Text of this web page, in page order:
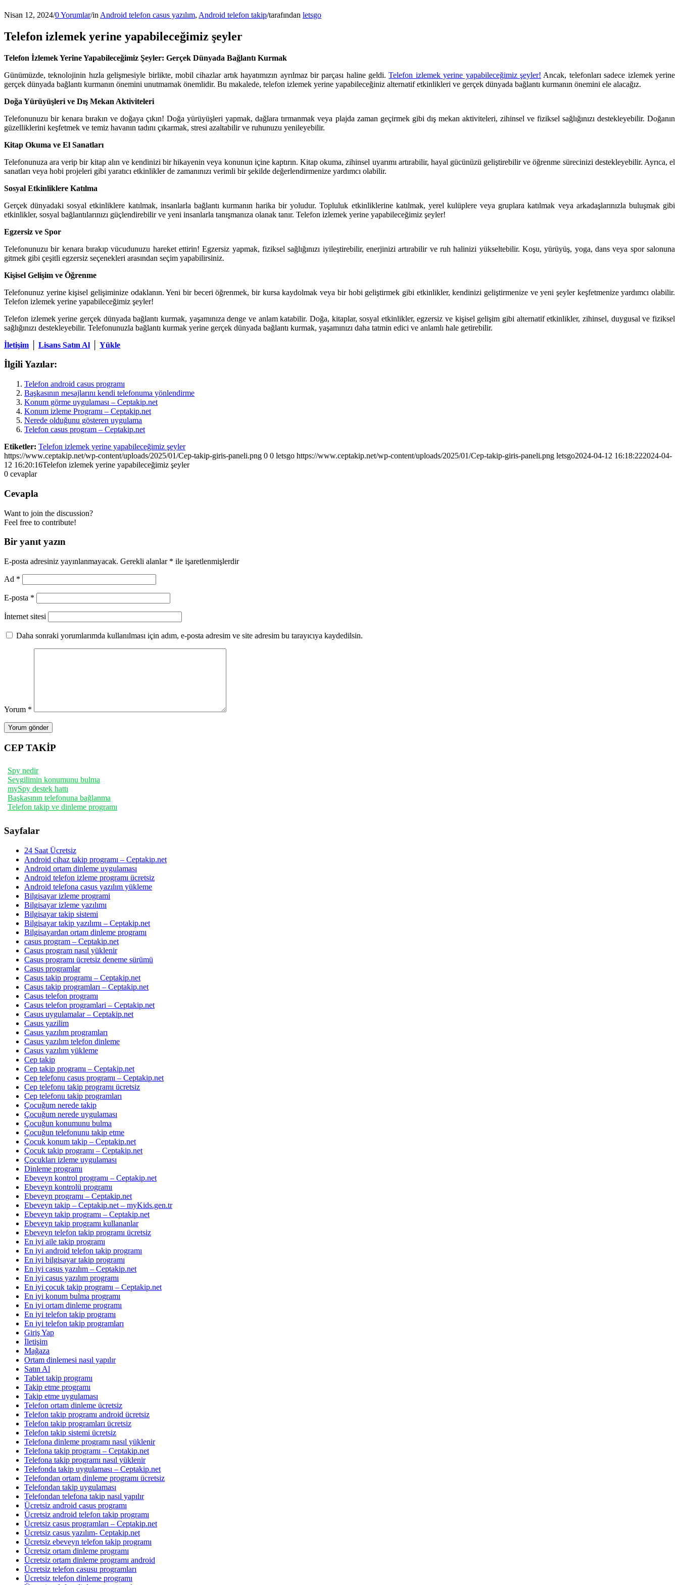
Nisan 12, 2024/0 Yorumlar/in Android telefon casus yazılım, Android telefon takip/tarafından letsgo
Telefon izlemek yerine yapabileceğimiz şeyler
Telefon İzlemek Yerine Yapabileceğimiz Şeyler: Gerçek Dünyada Bağlantı Kurmak
Günümüzde, teknolojinin hızla gelişmesiyle birlikte, mobil cihazlar artık hayatımızın ayrılmaz bir parçası haline geldi.Telefon izlemek yerine yapabileceğimiz şeyler! Ancak, telefonları sadece izlemek yerine
gerçek dünyada bağlantı kurmanın önemini unutmamak önemlidir. Bu makalede, telefon izlemek yerine yapabileceğiniz alternatif etkinlikleri ve gerçek dünyada bağlantı kurmanın önemini ele alacağız.
Doğa Yürüyüşleri ve Dış Mekan Aktiviteleri
Telefonunuzu bir kenara bırakın ve doğaya çıkın! Doğa yürüyüşleri yapmak, dağlara tırmanmak veya plajda zaman geçirmek gibi dış mekan aktiviteleri, zihinsel ve fiziksel sağlığınızı destekleyebilir. Doğanın
güzelliklerini keşfetmek ve temiz havanın tadını çıkarmak, stresi azaltabilir ve ruhunuzu yenileyebilir.
Kitap Okuma ve El Sanatları
Telefonunuza ara verip bir kitap alın ve kendinizi bir hikayenin veya konunun içine kaptırın. Kitap okuma, zihinsel uyarımı artırabilir, hayal gücünüzü geliştirebilir ve öğrenme sürecinizi destekleyebilir. Ayrıca, el
sanatları veya hobi projeleri gibi yaratıcı etkinlikler de zamanınızı verimli bir şekilde değerlendirmenize yardımcı olabilir.
Sosyal Etkinliklere Katılma
Gerçek dünyadaki sosyal etkinliklere katılmak, insanlarla bağlantı kurmanın harika bir yoludur. Topluluk etkinliklerine katılmak, yerel kulüplere veya gruplara katılmak veya arkadaşlarınızla buluşmak gibi
etkinlikler, sosyal bağlantılarınızı güçlendirebilir ve yeni insanlarla tanışmanıza olanak tanır. Telefon izlemek yerine yapabileceğimiz şeyler!
Egzersiz ve Spor
Telefonunuzu bir kenara bırakıp vücudunuzu hareket ettirin! Egzersiz yapmak, fiziksel sağlığınızı iyileştirebilir, enerjinizi artırabilir ve ruh halinizi yükseltebilir. Koşu, yürüyüş, yoga, dans veya spor salonuna
gitmek gibi çeşitli egzersiz seçenekleri arasından seçim yapabilirsiniz.
Kişisel Gelişim ve Öğrenme
Telefonunuz yerine kişisel gelişiminize odaklanın. Yeni bir beceri öğrenmek, bir kursa kaydolmak veya bir hobi geliştirmek gibi etkinlikler, kendinizi geliştirmenize ve yeni şeyler keşfetmenize yardımcı olabilir.
Telefon izlemek yerine yapabileceğimiz şeyler!
Telefon izlemek yerine gerçek dünyada bağlantı kurmak, yaşamınıza denge ve anlam katabilir. Doğa, kitaplar, sosyal etkinlikler, egzersiz ve kişisel gelişim gibi alternatif etkinlikler, zihinsel, duygusal ve fiziksel
sağlığınızı destekleyebilir. Telefonunuzla bağlantı kurmak yerine gerçek dünyada bağlantı kurmak, yaşamınızı daha tatmin edici ve anlamlı hale getirebilir.
İletişim
Lisans Satın Al Yükle
İlgili Yazılar:
Telefon android casus programı
Başkasının mesajlarını kendi telefonuma yönlendirme
Konum görme uygulaması – Ceptakip.net
Konum izleme Programı – Ceptakip.net
Nerede olduğunu gösteren uygulama
Telefon casus program – Ceptakip.net
Etiketler: Telefon izlemek yerine yapabileceğimiz şeyler
https://www.ceptakip.net/wp-content/uploads/2025/01/Cep-takip-giris-paneli.png 0 0 letsgo https://www.ceptakip.net/wp-content/uploads/2025/01/Cep-takip-giris-paneli.png letsgo2024-04-12 16:18:222024-04-
12 16:20:16Telefon izlemek yerine yapabileceğimiz şeyler
0 cevaplar
Cevapla
Want to join the discussion?
Feel free to contribute!
Bir yanıt yazın
E-posta adresiniz yayınlanmayacak. Gerekli alanlar * ile işaretlenmişlerdir
Ad *
E-posta *
İnternet sitesi
Daha sonraki yorumlarımda kullanılması için adım, e-posta adresim ve site adresim bu tarayıcıya kaydedilsin.
Yorum *
CEP TAKİP
Spy nedir
Sevgilimin konumunu bulma
mySpy destek hattı
Başkasının telefonuna bağlanma
Telefon takip ve dinleme programı
Sayfalar
24 Saat Ücretsiz
Android cihaz takip programı – Ceptakip.net
Android ortam dinleme uygulaması
Android telefon izleme programı ücretsiz
Android telefona casus yazılım yükleme
Bilgisayar izleme programi
Bilgisayar izleme yazılımı
Bilgisayar takip sistemi
Bilgisayar takip yazılımı – Ceptakip.net
Bilgisayardan ortam dinleme programı
casus program – Ceptakip.net
Casus program nasıl yüklenir
Casus programı ücretsiz deneme sürümü
Casus programlar
Casus takip programı – Ceptakip.net
Casus takip programları – Ceptakip.net
Casus telefon programı
Casus telefon programlari – Ceptakip.net
Casus uygulamalar – Ceptakip.net
Casus yazilim
Casus yazılım programları
Casus yazılım telefon dinleme
Casus yazılım yükleme
Cep takip
Cep takip programı – Ceptakip.net
Cep telefonu casus programı – Ceptakip.net
Cep telefonu takip programı ücretsiz
Cep telefonu takip programları
Çocuğum nerede takip
Çocuğum nerede uygulaması
Çocuğun konumunu bulma
Çocuğun telefonunu takip etme
Çocuk konum takip – Ceptakip.net
Çocuk takip programı – Ceptakip.net
Çocukları izleme uygulaması
Dinleme programı
Ebeveyn kontrol programı – Ceptakip.net
Ebeveyn kontrolü programı
Ebeveyn programı – Ceptakip.net
Ebeveyn takip – Ceptakip.net – myKids.gen.tr
Ebeveyn takip programı – Ceptakip.net
Ebeveyn takip programı kullananlar
Ebeveyn telefon takip programı ücretsiz
En iyi aile takip programı
En iyi android telefon takip programı
En iyi bilgisayar takip programı
En iyi casus yazılım – Ceptakip.net
En iyi casus yazılım programı
En iyi çocuk takip programı – Ceptakip.net
En iyi konum bulma programı
En iyi ortam dinleme programı
En iyi telefon takip programı
En iyi telefon takip programları
Giriş Yap
İletişim
Mağaza
Ortam dinlemesi nasıl yapılır
Satın Al
Tablet takip programı
Takip etme programı
Takip etme uygulaması
Telefon ortam dinleme ücretsiz
Telefon takip programı android ücretsiz
Telefon takip programları ücretsiz
Telefon takip sistemi ücretsiz
Telefona dinleme programı nasıl yüklenir
Telefona takip programı – Ceptakip.net
Telefona takip programı nasıl yüklenir
Telefonda takip uygulaması – Ceptakip.net
Telefondan ortam dinleme programı ücretsiz
Telefondan takip uygulaması
Telefondan telefona takip nasıl yapılır
Ücretsiz android casus programı
Ücretsiz android telefon takip programı
Ücretsiz casus programları – Ceptakip.net
Ücretsiz casus yazılım- Ceptakip.net
Ücretsiz ebeveyn telefon takip programı
Ücretsiz ortam dinleme programı
Ücretsiz ortam dinleme programı android
Ücretsiz telefon casusu programları
Ücretsiz telefon dinleme programı